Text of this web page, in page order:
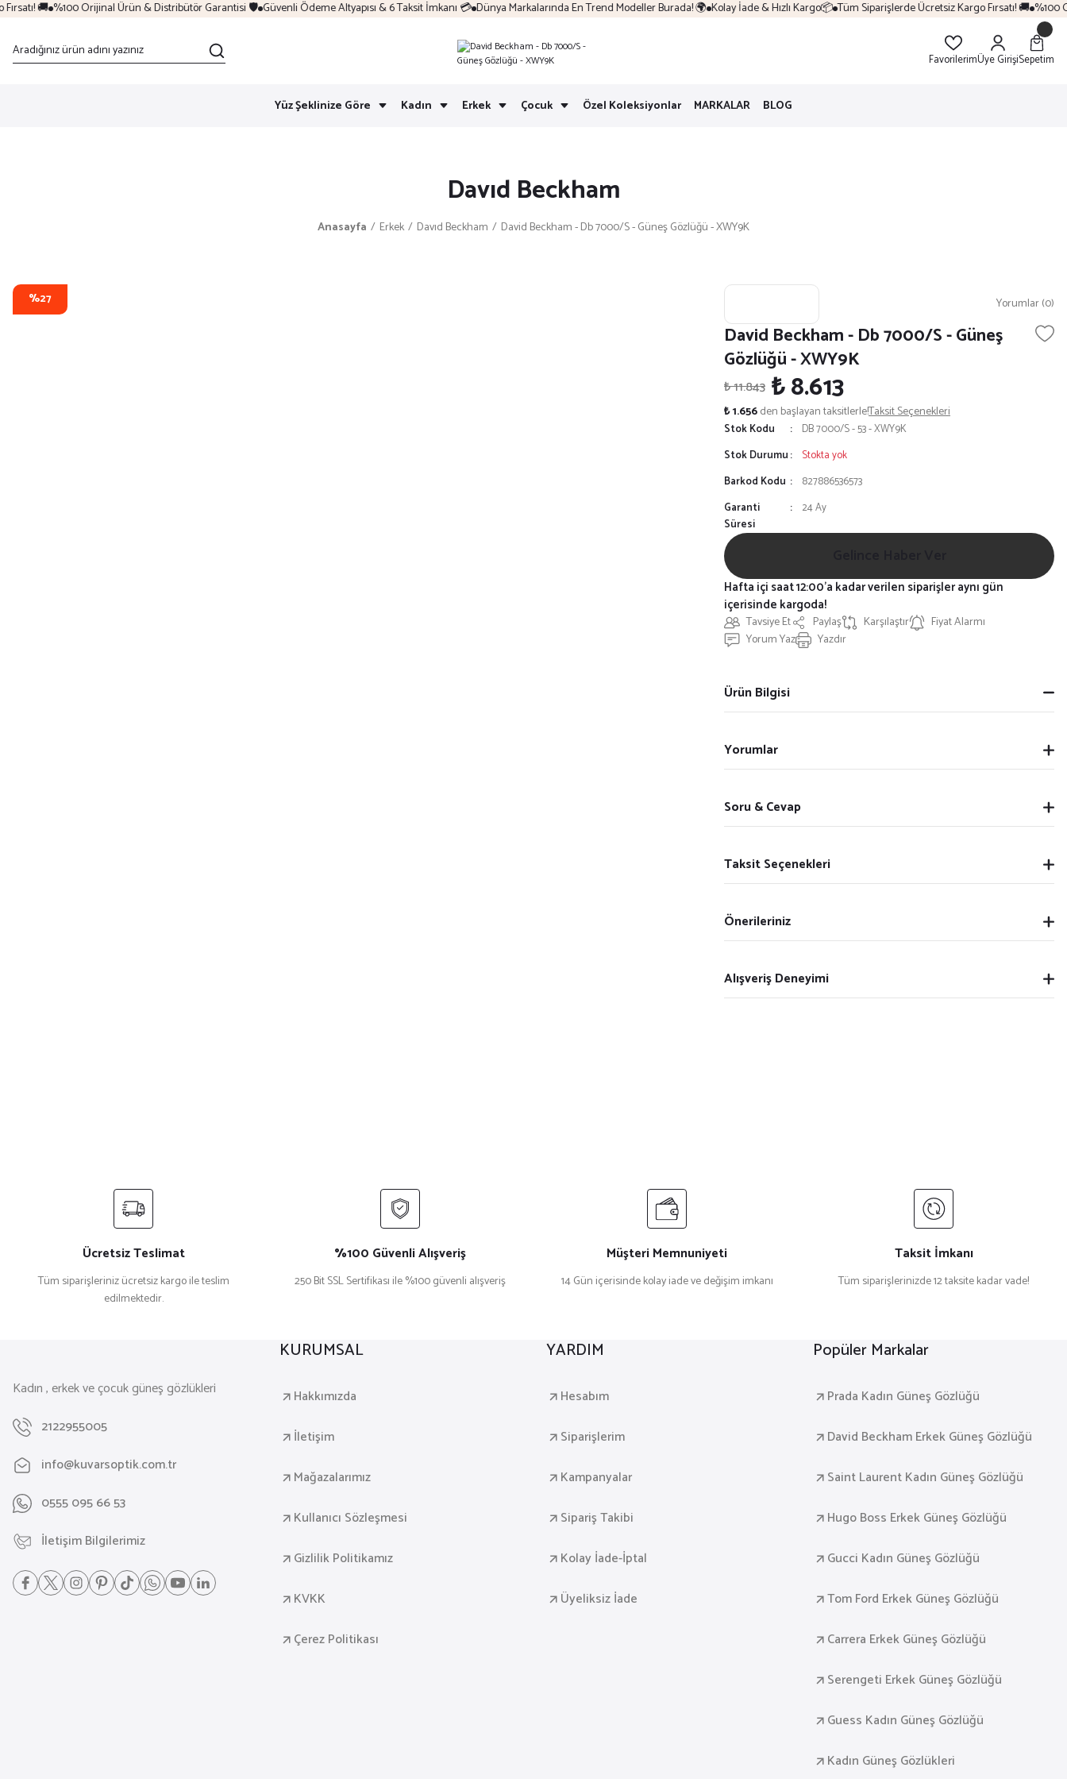
🚚 %100 Orijinal Ürün & Distribütör Garantisi 🛡️ Güvenli Ödeme Altyapısı & 6 Taksit İmkanı 💳 Dünya Markalarında En Trend Modeller Burada! 🌍 Kolay İade & Hızlı Kargo📦 Tüm Siparişlerde Ücretsiz Kargo Fırsatı! 🚚 %100
FavorilerimÜye GirişiSepetim
Yüz Şeklinize Göre Kadın Erkek Çocuk Özel Koleksiyonlar MARKALAR BLOG
Davıd Beckham
Anasayfa Erkek Davıd Beckham David Beckham - Db 7000/S - Güneş Gözlüğü - XWY9K
%27 Yorumlar (0)
David Beckham - Db 7000/S - Güneş
Gözlüğü - XWY9K
₺ 11.843 ₺ 8.613
₺ 1.656den başlayan taksitlerle!Taksit Seçenekleri
Stok Kodu
DB 7000/S - 53 - XWY9K
Stok Durumu
Stokta yok
Barkod Kodu
827886536573
Garanti
Süresi
24 Ay
Tavsiye Et Paylaş Karşılaştır
Fiyat Alarmı
Yorum Yaz
Yazdır
Hafta içi saat 12:00'a kadar verilen siparişler aynı gün
içerisinde kargoda!
Ürün Bilgisi
Yorumlar
Soru & Cevap
Taksit Seçenekleri
Önerileriniz
Alışveriş Deneyimi
Ücretsiz Teslimat
Tüm siparişleriniz ücretsiz kargo ile teslim
edilmektedir.
%100 Güvenli Alışveriş
250 Bit SSL Sertifikası ile %100 güvenli alışveriş
Müşteri Memnuniyeti
14 Gün içerisinde kolay iade ve değişim imkanı
Taksit İmkanı
Tüm siparişlerinizde 12 taksite kadar vade!
Kadın , erkek ve çocuk güneş gözlükleri
2122955005
info@kuvarsoptik.com.tr
0555 095 66 53
İletişim Bilgilerimiz
KURUMSAL
Hakkımızda
İletişim
Mağazalarımız
Kullanıcı Sözleşmesi
Gizlilik Politikamız
KVKK
Çerez Politikası
YARDIM
Hesabım
Siparişlerim
Kampanyalar
Sipariş Takibi
Kolay İade-İptal
Üyeliksiz İade
Popüler Markalar
Prada Kadın Güneş Gözlüğü
David Beckham Erkek Güneş Gözlüğü
Saint Laurent Kadın Güneş Gözlüğü
Hugo Boss Erkek Güneş Gözlüğü
Gucci Kadın Güneş Gözlüğü
Tom Ford Erkek Güneş Gözlüğü
Carrera Erkek Güneş Gözlüğü
Serengeti Erkek Güneş Gözlüğü
Guess Kadın Güneş Gözlüğü
Kadın Güneş Gözlükleri